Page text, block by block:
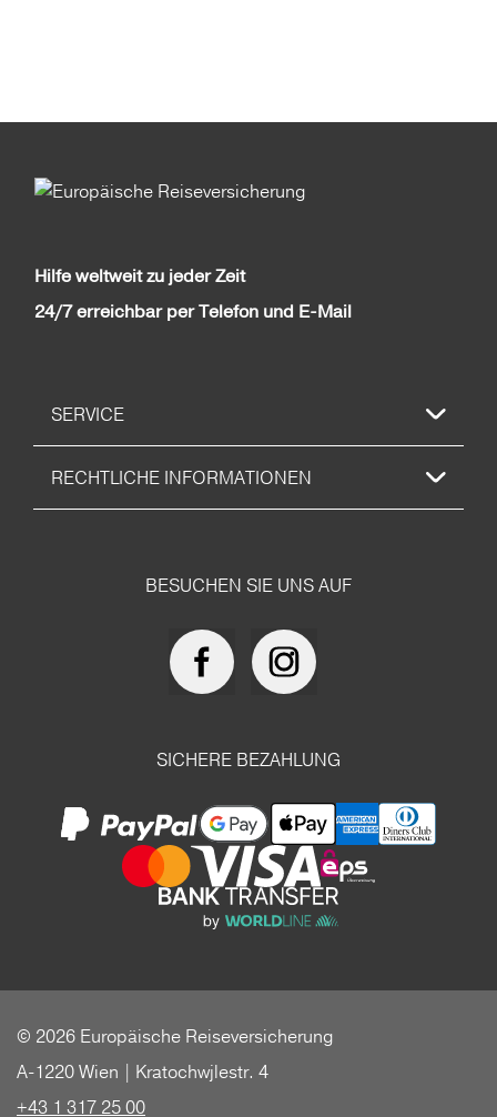
Hilfe weltweit zu jeder Zeit
24/7 erreichbar per Telefon und E-Mail
SERVICE
RECHTLICHE INFORMATIONEN
BESUCHEN SIE UNS AUF
SICHERE BEZAHLUNG
© 2026 Europäische Reiseversicherung
A-1220 Wien | Kratochwjlestr. 4
+43 1 317 25 00